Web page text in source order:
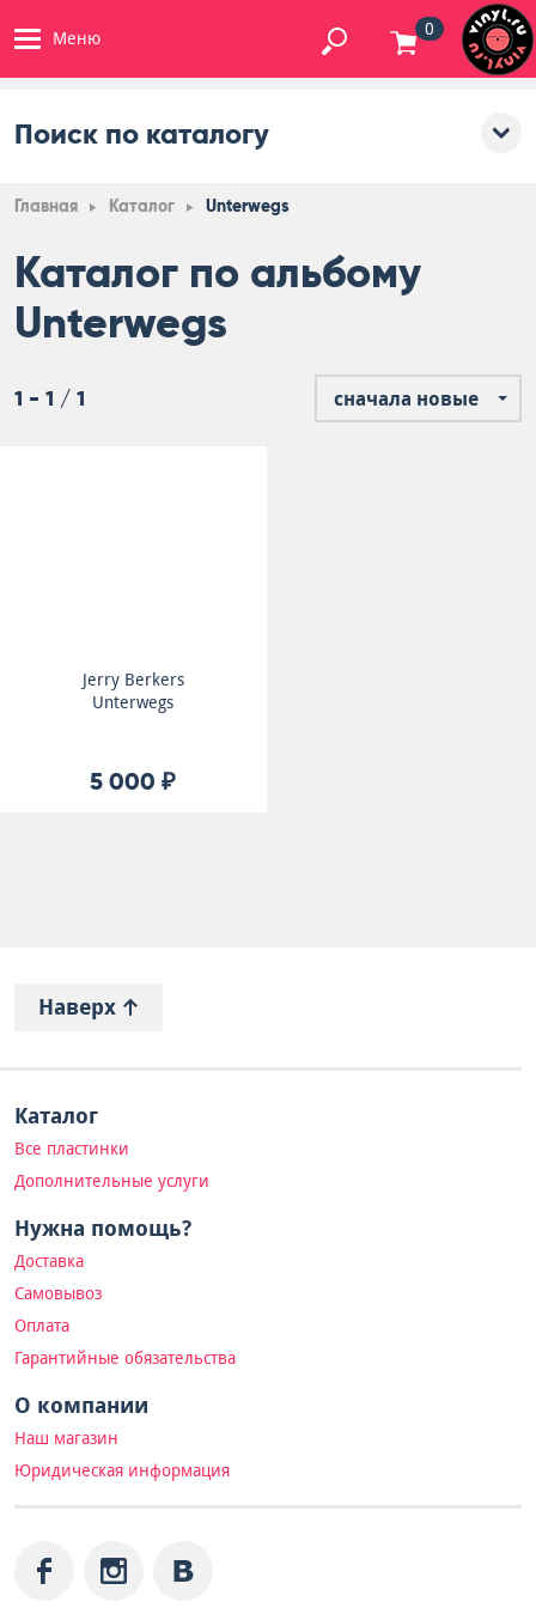
Меню 0
Поиск по каталогу
Главная Каталог Unterwegs
Каталог по альбому
Unterwegs
1 - 1 / 1 сначала новые
Jerry Berkers
Unterwegs
5 000 ₽
Наверх
Каталог
Все пластинки
Дополнительные услуги
Нужна помощь?
Доставка
Самовывоз
Оплата
Гарантийные обязательства
О компании
Наш магазин
Юридическая информация